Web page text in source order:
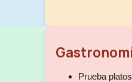
Prueba